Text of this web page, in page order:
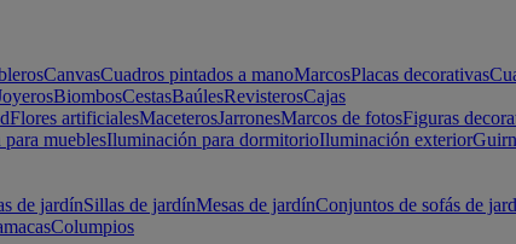
CanvasCuadros pintados a manoMarcosPlacas decorativas
BiombosCestasBaúlesRevisterosCajas
Flores artificialesMaceterosJarronesMarcos de fotosFiguras
mueblesIluminación para dormitorioIluminación exterior
de jardínSillas de jardínMesas de jardínConjuntos de sofás de
Columpios